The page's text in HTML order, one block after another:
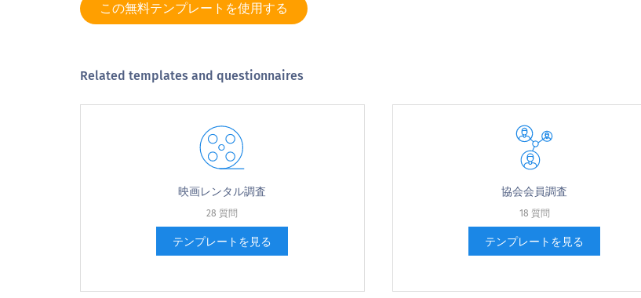
ありそうにない
2.公立図書館を訪れる頻度は平均してどれくらいですか？
2. On an average how often do you visit public libraries?
この無料テンプレートを使用する
Related templates and questionnaires
映画レンタル調査
28 質問
テンプレートを見る
協会会員調査
18 質問
テンプレートを見る